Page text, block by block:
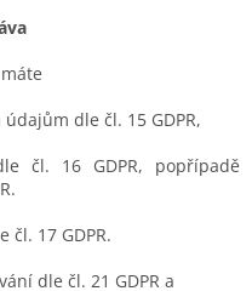
dle čl. 15 GDPR,
čl. 16 GDPR, popřípadě
čl. 17 GDPR.
dle čl. 21 GDPR a